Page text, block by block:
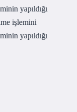
yapıldığı
işlemini
yapıldığı